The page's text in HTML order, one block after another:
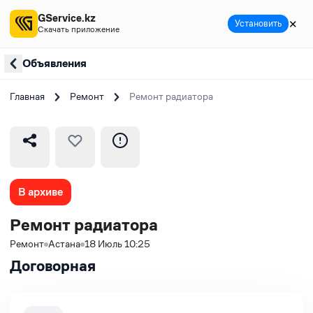
Объявления
Главная Ремонт Ремонт радиатора
В архиве
Ремонт радиатора
Ремонт Астана 18 Июль 10:25
Договорная
GService.kz
Скачать приложение Установить ✕